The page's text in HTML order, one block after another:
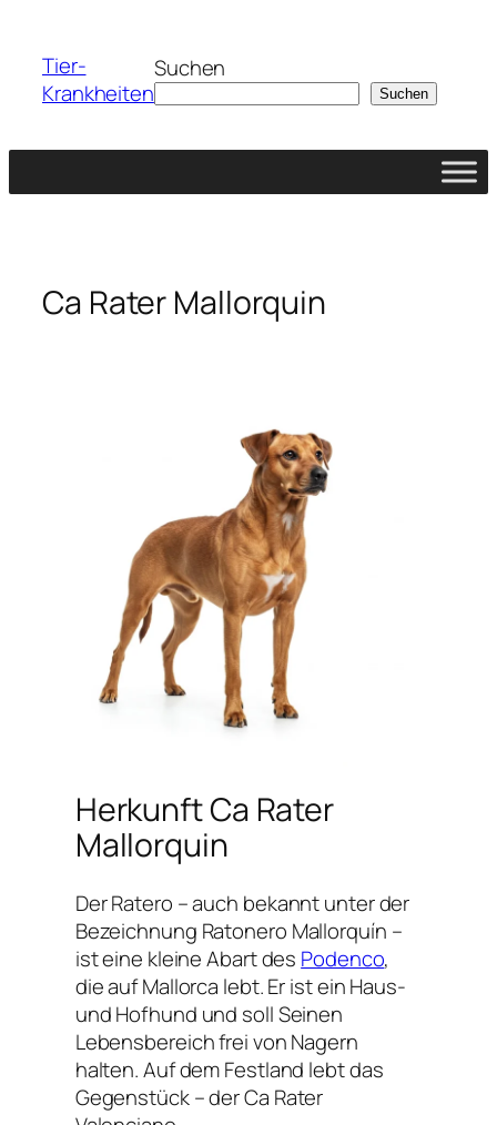
springen
Tier-
Krankheiten
Suchen
Suchen
Ca Rater Mallorquin
Herkunft Ca Rater
Mallorquin
Der Ratero – auch bekannt unter der
Bezeichnung Ratonero Mallorquín –
ist eine kleine Abart des Podenco,
die auf Mallorca lebt. Er ist ein Haus-
und Hofhund und soll Seinen
Lebensbereich frei von Nagern
halten. Auf dem Festland lebt das
Gegenstück – der Ca Rater